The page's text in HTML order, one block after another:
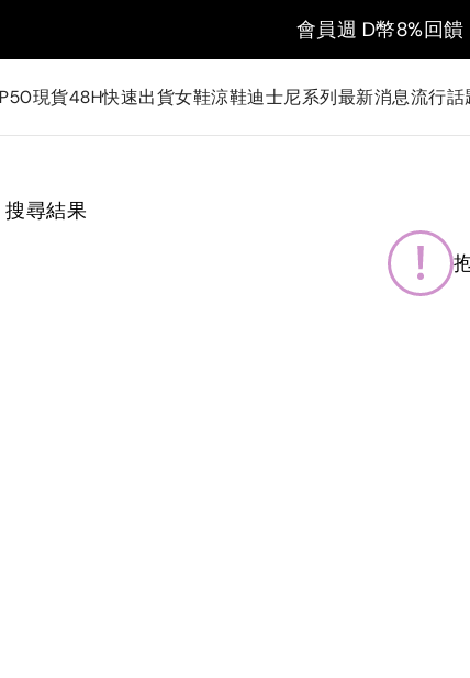
會員週 D幣8%回饋
現貨48H快速出貨女鞋涼鞋迪士尼系列最新消息流行話
搜尋結果